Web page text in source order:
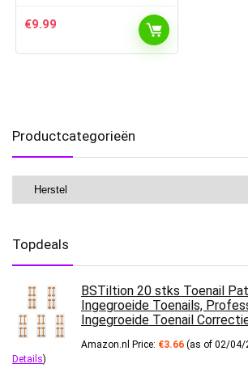
€9.99
Productcategorieën
Topdeals
BSTiltion 20 stks Toenail
Ingegroeide Toenails,
Ingegroeide Toenail
Amazon.nl Price: €3.66 (as of 02/04/
Details)